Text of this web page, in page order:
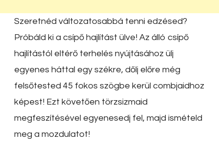
Szeretnéd változatosabbá tenni edzésed?
Próbáld ki a csípő hajlítást ülve! Az álló csípő
hajlítástól eltérő terhelés nyújtásához ülj
egyenes háttal egy székre, dőlj előre még
felsőtested 45 fokos szögbe kerül combjaidhoz
képest! Ezt követően törzsizmaid
megfeszítésével egyenesedj fel, majd ismételd
meg a mozdulatot!